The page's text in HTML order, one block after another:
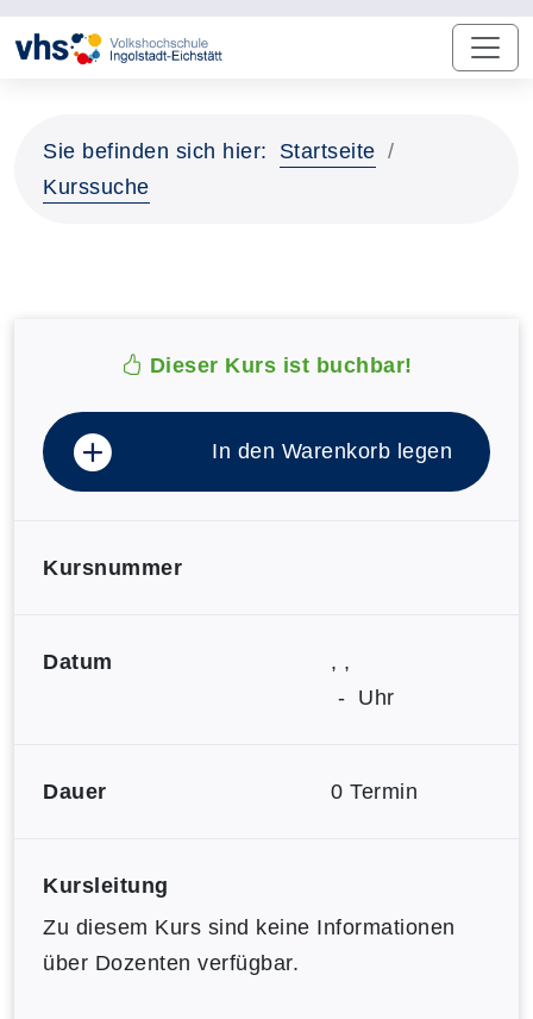
Sie befinden sich hier:
Startseite
Kurssuche
Dieser Kurs ist buchbar!
In den Warenkorb legen
Kursnummer
Datum
, ,
- Uhr
Dauer 0 Termin
Kursleitung
Zu diesem Kurs sind keine Informationen
über Dozenten verfügbar.